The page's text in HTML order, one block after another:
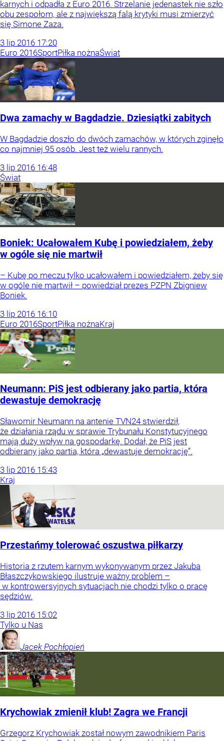
karnych i odpadła z Euro 2016. Strzelanie jedenastek nie szło
obu zespołom, ale z największą falą krytyki musi zmierzyć
się Simone Zaza.
3 lip 2016 17:20
Euro 2016SportPiłka nożnaŚwiat
Dwa zamachy w Bagdadzie. Dziesiątki zabitych
W Bagdadzie doszło do dwóch zamachów, w których zginęło
co najmniej 95 osób. Jest też wielu rannych.
3 lip 2016 16:48
Świat
Boniek: Ucałowałem Kubę i powiedziałem, żeby
w ogóle się nie martwił
– Kubę po meczu tylko ucałowałem i powiedziałem, żeby się
w ogóle nie martwił – powiedział prezes PZPN Zbigniew
Boniek.
3 lip 2016 16:10
Euro 2016SportPiłka nożnaKraj
Neumann: PiS jest odbierany jako partia, która
dewastuje demokrację
Sławomir Neumann na antenie TVN24 stwierdził,
że działania rządu w sprawie Trybunału Konstytucyjnego
mają duży wpływ na gospodarkę. Dodał, że PiS jest
odbierany jako partia, która „dewastuje demokrację”.
3 lip 2016 15:43
Kraj
Przestańmy tolerować oszustwa piłkarzy
Historia z rzutem karnym wykonywanym przez Jakuba
Błaszczykowskiego ilustruje ważny problem –
w kontrowersyjnych sytuacjach nie chodzi tylko o pracę
sędziów.
3 lip 2016 15:02
Tylko u Nas
Jacek Pochłopień
Krychowiak zmienił klub! Zagra we Francji
Grzegorz Krychowiak został nowym zawodnikiem Paris